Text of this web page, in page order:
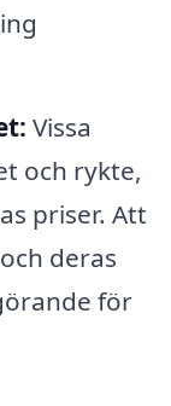
Vissa
och rykte,
priser. Att
deras
för